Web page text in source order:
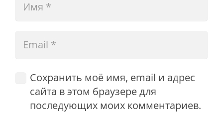
Сохранить моё имя, email и адрес
сайта в этом браузере для
последующих моих комментариев.